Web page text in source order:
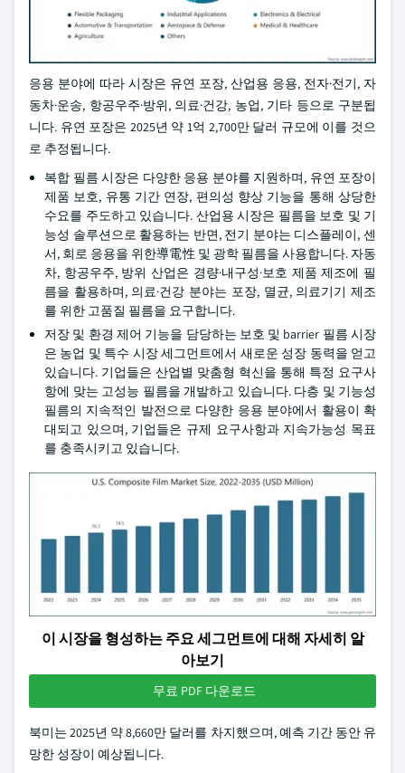
응용 분야에 따라 시장은 유연 포장, 산업용 응용, 전자·전기, 자
동차·운송, 항공우주·방위, 의료·건강, 농업, 기타 등으로 구분됩
니다. 유연 포장은 2025년 약 1억 2,700만 달러 규모에 이를 것으
로 추정됩니다.
복합 필름 시장은 다양한 응용 분야를 지원하며, 유연 포장이
제품 보호, 유통 기간 연장, 편의성 향상 기능을 통해 상당한
수요를 주도하고 있습니다. 산업용 시장은 필름을 보호 및 기
능성 솔루션으로 활용하는 반면, 전기 분야는 디스플레이, 센
서, 회로 응용을 위한導電性 및 광학 필름을 사용합니다. 자동
차, 항공우주, 방위 산업은 경량·내구성·보호 제품 제조에 필
름을 활용하며, 의료·건강 분야는 포장, 멸균, 의료기기 제조
를 위한 고품질 필름을 요구합니다.
저장 및 환경 제어 기능을 담당하는 보호 및 barrier 필름 시장
은 농업 및 특수 시장 세그먼트에서 새로운 성장 동력을 얻고
있습니다. 기업들은 산업별 맞춤형 혁신을 통해 특정 요구사
항에 맞는 고성능 필름을 개발하고 있습니다. 다층 및 기능성
필름의 지속적인 발전으로 다양한 응용 분야에서 활용이 확
대되고 있으며, 기업들은 규제 요구사항과 지속가능성 목표
를 충족시키고 있습니다.
이 시장을 형성하는 주요 세그먼트에 대해 자세히 알
아보기
무료 PDF 다운로드
북미는 2025년 약 8,660만 달러를 차지했으며, 예측 기간 동안 유
망한 성장이 예상됩니다.